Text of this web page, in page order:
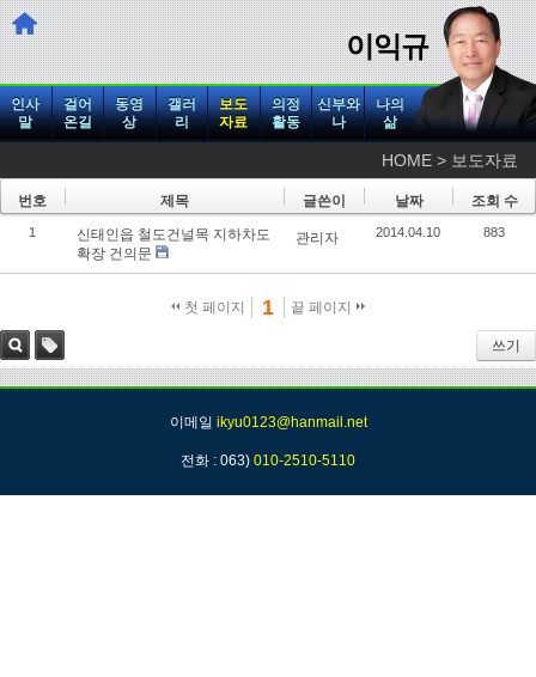
이익규
인사
말
걸어
온길
동영
상
갤러
리
보도
자료
의정
활동
신부와
나
나의
삶
HOME > 보도자료
번호 제목 글쓴이 날짜 조회 수
1
신태인읍 철도건널목 지하차도
확장 건의문
관리자 2014.04.10 883
첫 페이지 1 끝 페이지
쓰기
검색 태그
이메일 ikyu0123@hanmail.net
전화 : 063) 010-2510-5110